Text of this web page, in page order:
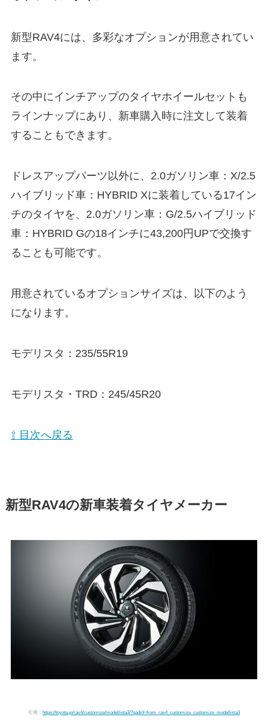
新型RAV4には、多彩なオプションが用意されてい
ます。
その中にインチアップのタイヤホイールセットも
ラインナップにあり、新車購入時に注文して装着
することもできます。
ドレスアップパーツ以外に、2.0ガソリン車：X/2.5
ハイブリッド車：HYBRID Xに装着している17イン
チのタイヤを、2.0ガソリン車：G/2.5ハイブリッド
車：HYBRID Gの18インチに43,200円UPで交換す
ることも可能です。
用意されているオプションサイズは、以下のよう
になります。
モデリスタ：235/55R19
モデリスタ・TRD：245/45R20
⇧ 目次へ戻る
新型RAV4の新車装着タイヤメーカー
引用： https://toyota.jp/rav4/customize/modellista3/?padid=from_rav4_customize_customize_modellista3